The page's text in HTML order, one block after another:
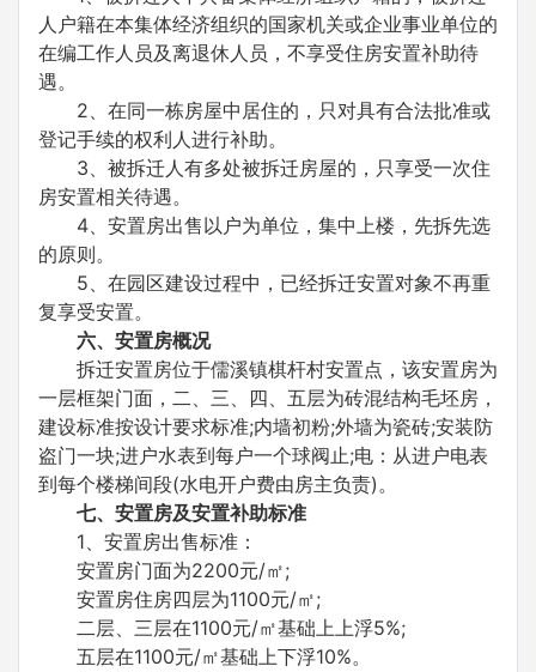
人户籍在本集体经济组织的国家机关或企业事业单位的
在编工作人员及离退休人员，不享受住房安置补助待
遇。
2、在同一栋房屋中居住的，只对具有合法批准或
登记手续的权利人进行补助。
3、被拆迁人有多处被拆迁房屋的，只享受一次住
房安置相关待遇。
4、安置房出售以户为单位，集中上楼，先拆先选
的原则。
5、在园区建设过程中，已经拆迁安置对象不再重
复享受安置。
六、安置房概况
拆迁安置房位于儒溪镇棋杆村安置点，该安置房为
一层框架门面，二、三、四、五层为砖混结构毛坯房，
建设标准按设计要求标准;内墙初粉;外墙为瓷砖;安装防
盗门一块;进户水表到每户一个球阀止;电：从进户电表
到每个楼梯间段(水电开户费由房主负责)。
七、安置房及安置补助标准
1、安置房出售标准：
安置房门面为2200元/㎡;
安置房住房四层为1100元/㎡;
二层、三层在1100元/㎡基础上上浮5%;
五层在1100元/㎡基础上下浮10%。